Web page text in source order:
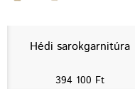
Hédi sarokgarnitúra
394 100 Ft